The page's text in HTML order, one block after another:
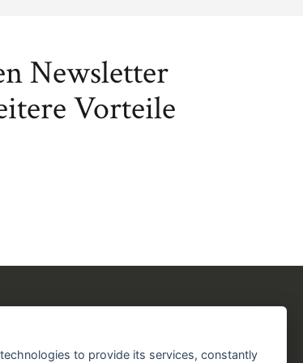
Newsletter
Vorteile
FacebookInstagramYouTubeTikTok
to provide its services, constantly